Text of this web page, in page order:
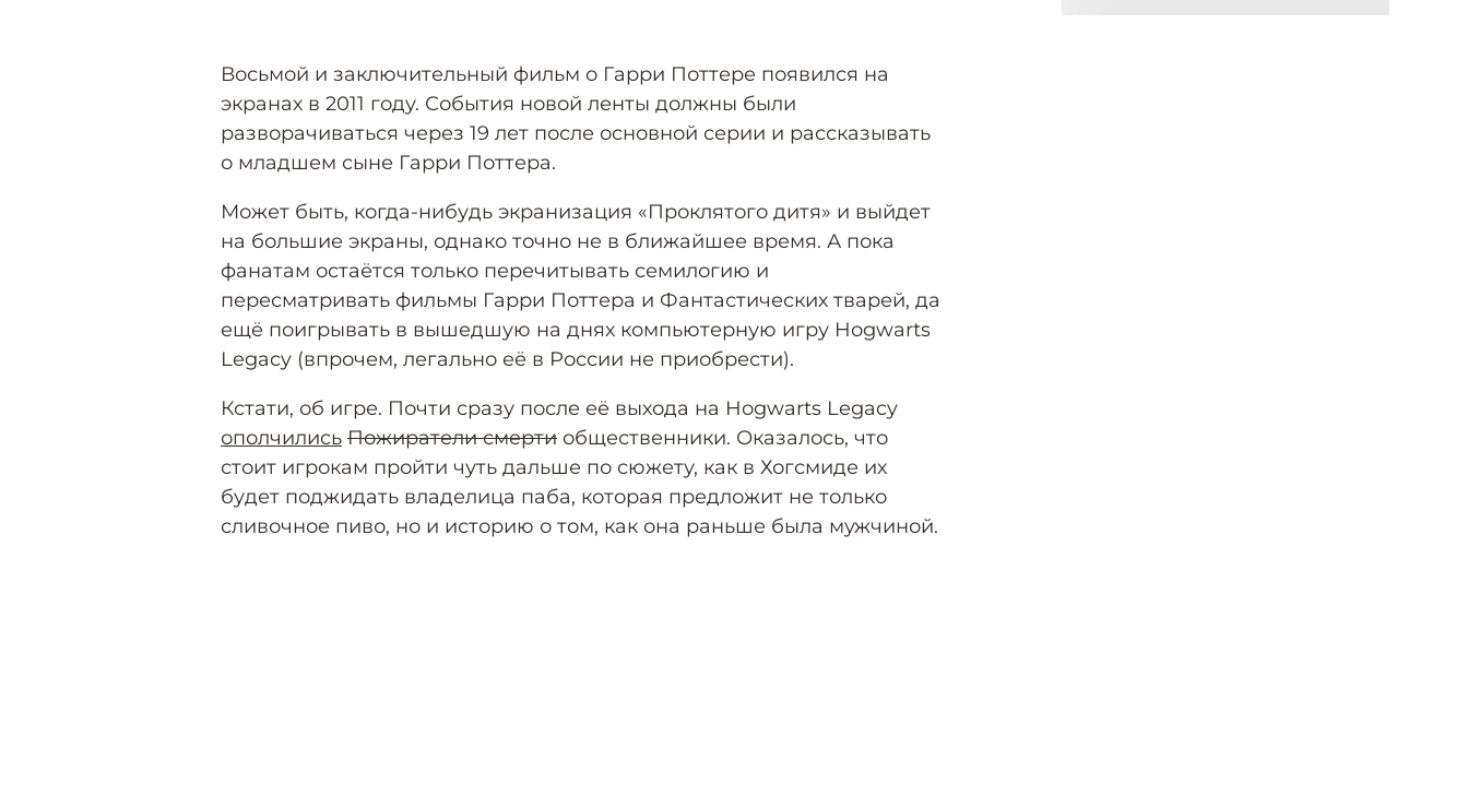
Восьмой и заключительный фильм о Гарри Поттере появился на
экранах в 2011 году. События новой ленты должны были
разворачиваться через 19 лет после основной серии и рассказывать
о младшем сыне Гарри Поттера.
Может быть, когда-нибудь экранизация «Проклятого дитя» и выйдет
на большие экраны, однако точно не в ближайшее время. А пока
фанатам остаётся только перечитывать семилогию и
пересматривать фильмы Гарри Поттера и Фантастических тварей, да
ещё поигрывать в вышедшую на днях компьютерную игру Hogwarts
Legacy (впрочем, легально её в России не приобрести).
Кстати, об игре. Почти сразу после её выхода на Hogwarts Legacy
ополчились Пожиратели смерти общественники. Оказалось, что
стоит игрокам пройти чуть дальше по сюжету, как в Хогсмиде их
будет поджидать владелица паба, которая предложит не только
сливочное пиво, но и историю о том, как она раньше была мужчиной.